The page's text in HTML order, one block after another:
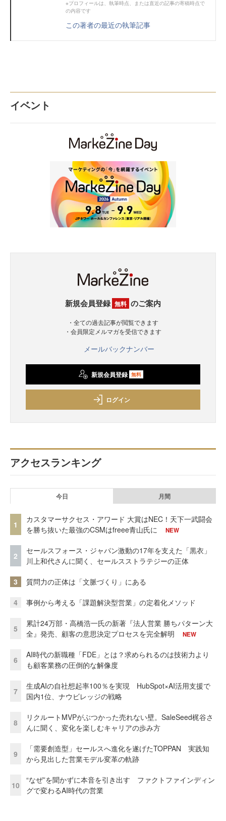
※プロフィールは、執筆時点、または直近の記事の寄稿時点で
の内容です
この著者の最近の執筆記事
イベント
新規会員登録 無料 のご案内
・全ての過去記事が閲覧できます
・会員限定メルマガを受信できます
メールバックナンバー
新規会員登録 無料
ログイン
アクセスランキング
今日 月間
1
カスタマーサクセス・アワード 大賞はNEC！天下一武闘会
を勝ち抜いた最強のCSMはfreee青山氏に
NEW
2
セールスフォース・ジャパン激動の17年を支えた「黒衣」
川上和代さんに聞く、セールスストラテジーの正体
3 質問力の正体は「文脈づくり」にある
4 事例から考える「課題解決型営業」の定着化メソッド
5
累計24万部・高橋浩一氏の新著『法人営業 勝ちパターン大
全』発売、顧客の意思決定プロセスを完全解明
NEW
6
AI時代の新職種「FDE」とは？求められるのは技術力より
も顧客業務の圧倒的な解像度
7
生成AIの自社想起率100％を実現 HubSpot×AI活用支援で
国内1位、ナウビレッジの戦略
8
リクルートMVPがぶつかった売れない壁。SaleSeed梶谷さ
んに聞く、変化を楽しむキャリアの歩み方
9
「需要創造型」セールスへ進化を遂げたTOPPAN 実践知
から見出した営業モデル変革の軌跡
10
“なぜ”を聞かずに本音を引き出す ファクトファインディン
グで変わるAI時代の営業